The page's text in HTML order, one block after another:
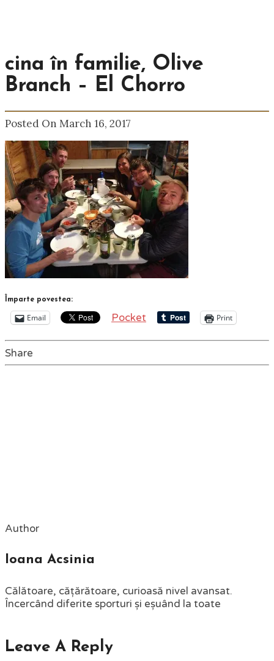
cina în familie, Olive
Branch – El Chorro
Posted On March 16, 2017
Împarte povestea:
Email Pocket Print
Share
Author
Ioana Acsinia
Călătoare, cățărătoare, curioasă nivel avansat.
Încercând diferite sporturi și eșuând la toate
Leave A Reply